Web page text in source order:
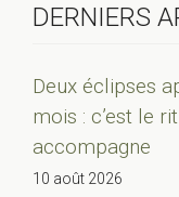
DERNIERS
Deux éclipses
mois : c’est le
accompagne
10 août 2026